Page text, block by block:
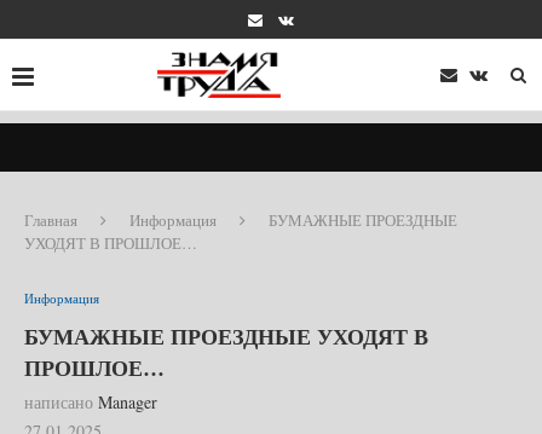
Главная Информация
БУМАЖНЫЕ ПРОЕЗДНЫЕ
УХОДЯТ В ПРОШЛОЕ…
Информация
БУМАЖНЫЕ ПРОЕЗДНЫЕ УХОДЯТ В
ПРОШЛОЕ…
написано Manager